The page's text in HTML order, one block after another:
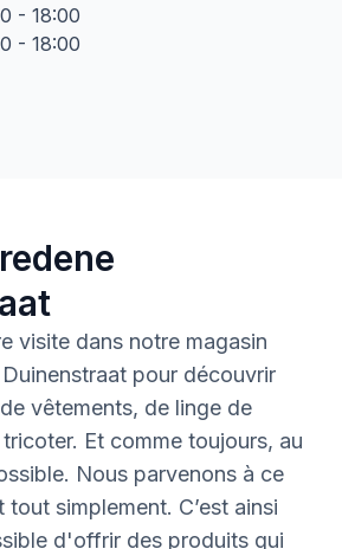
- 18:00
- 18:00
visite dans notre magasin
pour découvrir
vêtements, de linge de
Et comme toujours, au
Nous parvenons à ce
simplement. C’est ainsi
d'offrir des produits qui